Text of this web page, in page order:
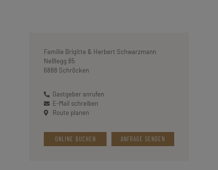
Familie Brigitte & Herbert Schwarzmann
Neßlegg 85
6888 Schröcken
Gastgeber anrufen
E-Mail schreiben
Route planen
ONLINE BUCHEN ANFRAGE SENDEN